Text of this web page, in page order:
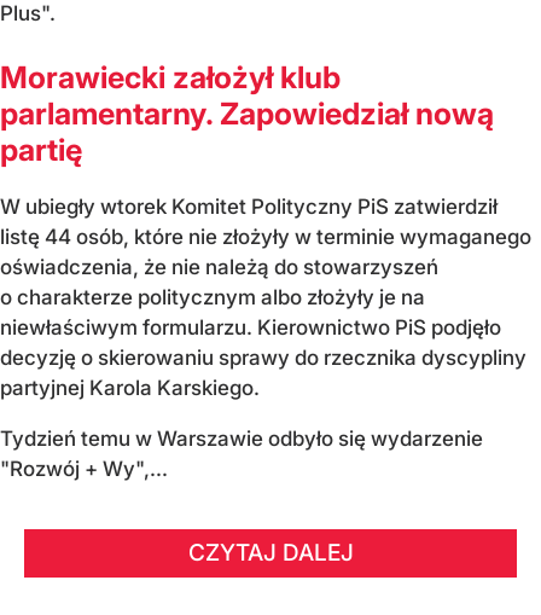
Plus".
Morawiecki założył klub
parlamentarny. Zapowiedział nową
partię
W ubiegły wtorek Komitet Polityczny PiS zatwierdził
listę 44 osób, które nie złożyły w terminie wymaganego
oświadczenia, że nie należą do stowarzyszeń
o charakterze politycznym albo złożyły je na
niewłaściwym formularzu. Kierownictwo PiS podjęło
decyzję o skierowaniu sprawy do rzecznika dyscypliny
partyjnej Karola Karskiego.
Tydzień temu w Warszawie odbyło się wydarzenie
"Rozwój + Wy",...
CZYTAJ DALEJ